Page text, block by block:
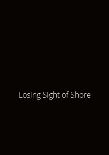
Losing Sight of Shore